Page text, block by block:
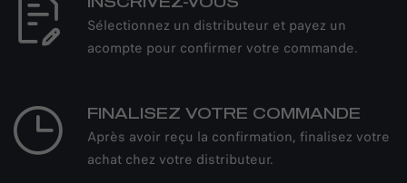
Sélectionnez un distributeur et payez un
acompte pour confirmer votre commande.
FINALISEZ VOTRE COMMANDE
Après avoir reçu la confirmation, finalisez votre
achat chez votre distributeur.